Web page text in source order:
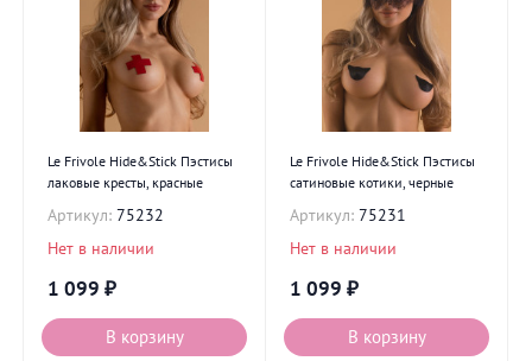
Le Frivole Hide&Stick Пэстисы
лаковые кресты, красные
Артикул: 75232
Нет в наличии
1 099 ₽
В корзину
Le Frivole Hide&Stick Пэстисы
сатиновые котики, черные
Артикул: 75231
Нет в наличии
1 099 ₽
В корзину